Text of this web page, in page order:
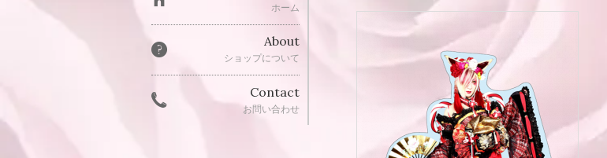
ホーム
About
ショップについて
Contact
お問い合わせ